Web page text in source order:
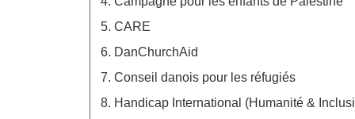
5. CARE
6. DanChurchAid
7. Conseil danois pour les réfugiés
8. Handicap International (Humanité &